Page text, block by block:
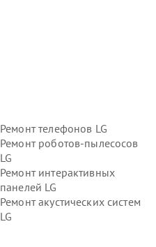
Ремонт телефонов LG
Ремонт роботов-пылесосов
LG
Ремонт интерактивных
панелей LG
Ремонт акустических систем
LG